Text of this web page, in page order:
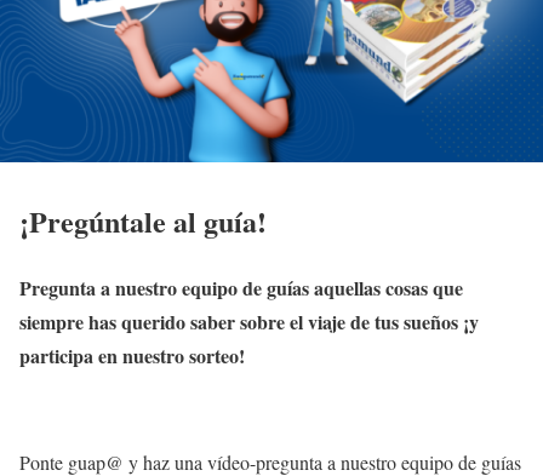
¡Pregúntale al guía!
Pregunta a nuestro equipo de guías aquellas cosas que
siempre has querido saber sobre el viaje de tus sueños ¡y
participa en nuestro sorteo!
Ponte guap@ y haz una vídeo-pregunta a nuestro equipo de guías